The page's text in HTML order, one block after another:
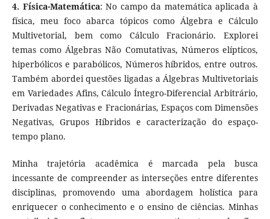
4. Física-Matemática: No campo da matemática aplicada à
física, meu foco abarca tópicos como Álgebra e Cálculo
Multivetorial, bem como Cálculo Fracionário. Explorei
temas como Álgebras Não Comutativas, Números elípticos,
hiperbólicos e parabólicos, Números híbridos, entre outros.
Também abordei questões ligadas a Álgebras Multivetoriais
em Variedades Afins, Cálculo Íntegro-Diferencial Arbitrário,
Derivadas Negativas e Fracionárias, Espaços com Dimensões
Negativas, Grupos Híbridos e caracterização do espaço-
tempo plano.
Minha trajetória acadêmica é marcada pela busca
incessante de compreender as interseções entre diferentes
disciplinas, promovendo uma abordagem holística para
enriquecer o conhecimento e o ensino de ciências. Minhas